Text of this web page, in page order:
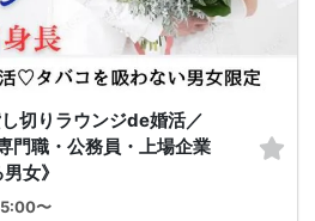
切りラウンジde婚活／
門職・公務員・上場企業
女》
〜